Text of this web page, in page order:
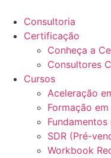
para
conteúdo
Consultoria
Certificação
Conheça a
Consultores
Cursos
Aceleração
Formação
SDR (Pré-
Workbook